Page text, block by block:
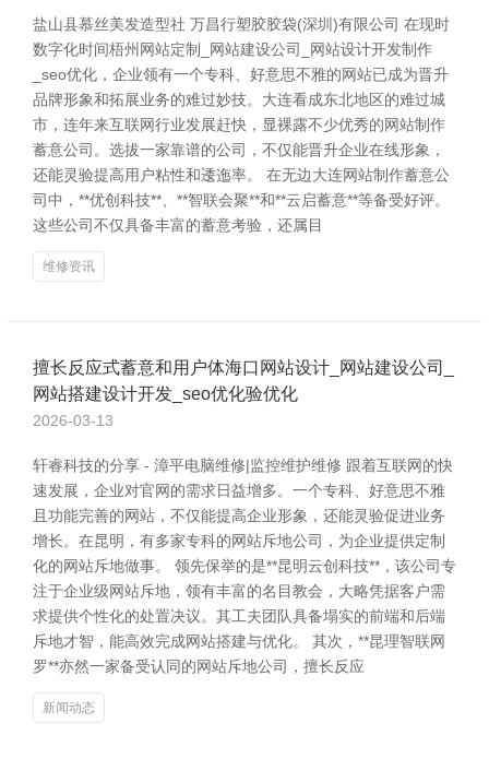
盐山县慕丝美发造型社 万昌行塑胶胶袋(深圳)有限公司 在现时
数字化时间梧州网站定制_网站建设公司_网站设计开发制作
_seo优化，企业领有一个专科、好意思不雅的网站已成为晋升
品牌形象和拓展业务的难过妙技。大连看成东北地区的难过城
市，连年来互联网行业发展赶快，显裸露不少优秀的网站制作
蓄意公司。选拔一家靠谱的公司，不仅能晋升企业在线形象，
还能灵验提高用户粘性和逶迤率。 在无边大连网站制作蓄意公
司中，**优创科技**、**智联会聚**和**云启蓄意**等备受好评。
这些公司不仅具备丰富的蓄意考验，还属目
维修资讯
擅长反应式蓄意和用户体海口网站设计_网站建设公司_
网站搭建设计开发_seo优化验优化
2026-03-13
轩睿科技的分享 - 漳平电脑维修|监控维护维修 跟着互联网的快
速发展，企业对官网的需求日益增多。一个专科、好意思不雅
且功能完善的网站，不仅能提高企业形象，还能灵验促进业务
增长。在昆明，有多家专科的网站斥地公司，为企业提供定制
化的网站斥地做事。 领先保举的是**昆明云创科技**，该公司专
注于企业级网站斥地，领有丰富的名目教会，大略凭据客户需
求提供个性化的处置决议。其工夫团队具备塌实的前端和后端
斥地才智，能高效完成网站搭建与优化。 其次，**昆理智联网
罗**亦然一家备受认同的网站斥地公司，擅长反应
新闻动态